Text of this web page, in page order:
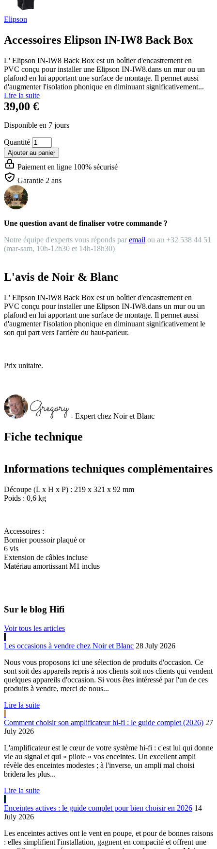
Elipson
Accessoires Elipson IN-IW8 Back Box
L' Elipson IN-IW8 Back Box est un boîtier d'encastrement en
PVC conçu pour installer une Elipson IN-IW8.dans un mur ou un
plafond en lui apportant une surface de montage. Il permet aussi
d'augmenter l'isolation phonique en diminuant significativement...
Lire la suite
39,00 €
Disponible en 7 jours
Quantité
Ajouter au panier
Paiement en ligne 100% sécurisé
Garantie 2 ans
Une question avant de finaliser votre commande ?
Notre équipe d'experts vous réponds par email ou au +32 538 44 51
(mar-sam, 10h-12h30 et 14h-18h30)
Fiche technique
Informations techniques complémentaires
Découpe (L x H x P) : 219 x 321 x 92 mm
Poids : 0,6 kg
Accessoires :
Bornier poussoir plaqué or
6 vis
Extension de câbles incluse
Matériau amortissant M1 inclus
L'avis de Noir & Blanc
L' Elipson IN-IW8 Back Box est un boîtier d'encastrement en
PVC conçu pour installer une Elipson IN-IW8.dans un mur ou un
plafond en lui apportant une surface de montage. Il permet aussi
d'augmenter l'isolation phonique en diminuant significativement le
son qui part vers l'arrière du haut-parleur.
Prix unitaire.
- Expert chez Noir et Blanc
Sur le blog Hifi
Voir tous les articles
Les occasions à vendre chez Noir et Blanc 28 July 2026
Nous vous proposons ici une sélection de produits d'occasion. Ce
sont soit des appareils repris à nos clients soit nos clients qui vendent
quelques appareils d'occasion. Si vous êtes intéressé par l'un de ces
produits à vendre, merci de nous...
Lire la suite
Comment choisir son amplificateur hi-fi : le guide complet (2026) 27
July 2026
L'amplificateur est le cœur de votre système hi-fi : c'est lui qui donne
vie au signal et qui « pilote » vos enceintes. Un excellent ampli
révèle des enceintes modestes ; à l'inverse, un ampli mal choisi
bridera les plus...
Lire la suite
Enceintes actives : le guide complet pour bien choisir en 2026 14
July 2026
Les enceintes actives ont le vent en poupe, et pour de bonnes raisons
: elles simplifient l'installation, gagnent en compacité et offrent une